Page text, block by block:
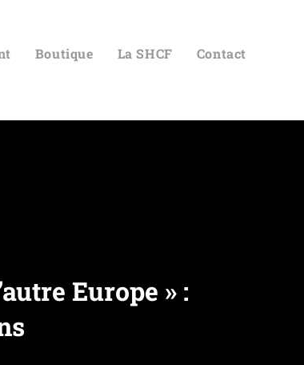
Boutique La SHCF Contact
Europe » :